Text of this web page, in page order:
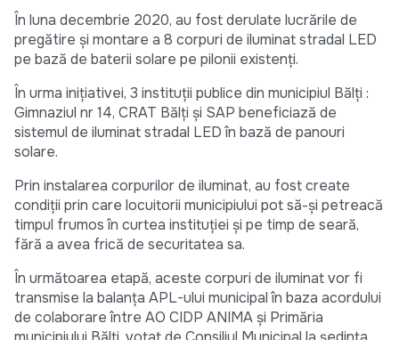
În luna decembrie 2020, au fost derulate lucrările de
pregătire și montare a 8 corpuri de iluminat stradal LED
pe bază de baterii solare pe pilonii existenți.
În urma inițiativei, 3 instituții publice din municipiul Bălți :
Gimnaziul nr 14, CRAT Bălți și SAP beneficiază de
sistemul de iluminat stradal LED în bază de panouri
solare.
Prin instalarea corpurilor de iluminat, au fost create
condiții prin care locuitorii municipiului pot să-și petreacă
timpul frumos în curtea instituției și pe timp de seară,
fără a avea frică de securitatea sa.
În următoarea etapă, aceste corpuri de iluminat vor fi
transmise la balanța APL-ului municipal în baza acordului
de colaborare între AO CIDP ANIMA și Primăria